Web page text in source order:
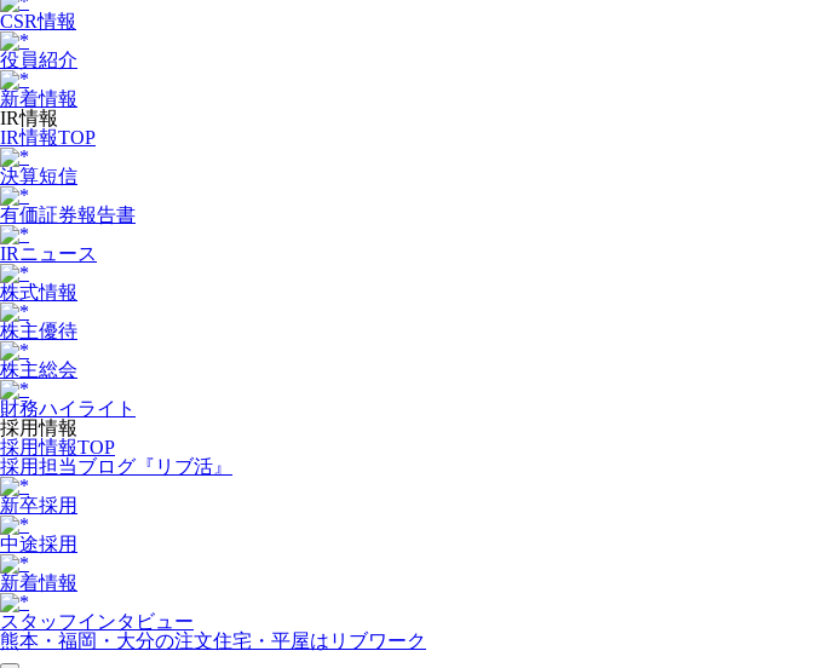
CSR情報
役員紹介
新着情報
IR情報
IR情報TOP
決算短信
有価証券報告書
IRニュース
株式情報
株主優待
株主総会
財務ハイライト
採用情報
採用情報TOP
採用担当ブログ『リブ活』
新卒採用
中途採用
新着情報
スタッフインタビュー
熊本・福岡・大分の注文住宅・平屋はリブワーク